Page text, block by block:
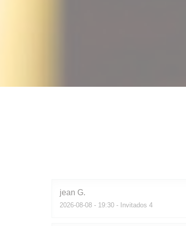
jean G
2026-08-08 - 19:30 - Invitados 4